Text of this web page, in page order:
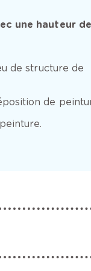
une hauteur de
de structure de
de